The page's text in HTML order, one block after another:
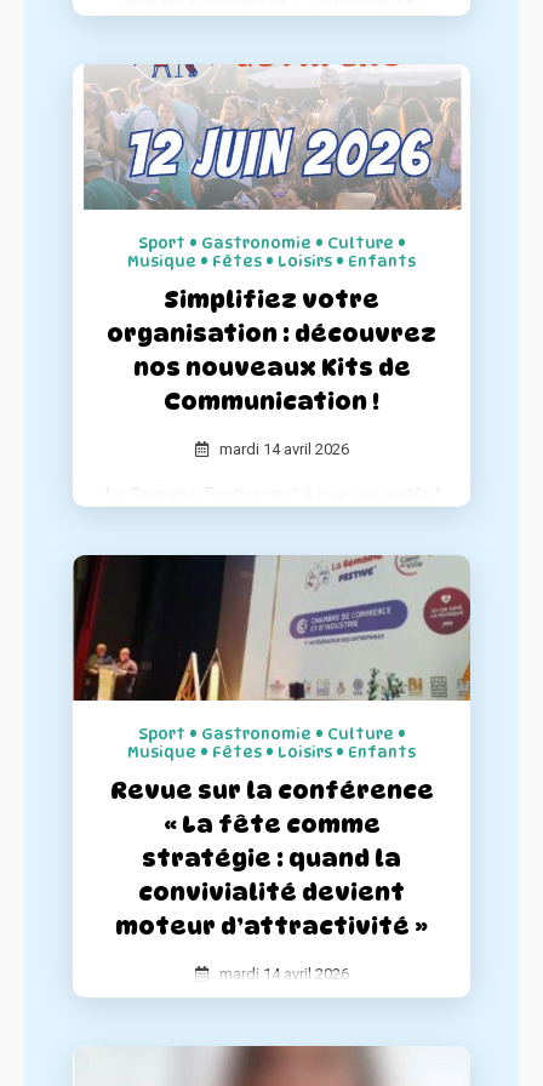
complet de notre concept et de notre
engagement pour le dynamisme des
centres-villes.
Sport • Gastronomie • Culture •
Musique • Fêtes • Loisirs • Enfants
Simplifiez votre
organisation : découvrez
nos nouveaux Kits de
Communication !
mardi 14 avril 2026
La Semaine Festive met à jour ses outils !
garantir le succès de chaque événement,
nous avons entièrement repensé nos kits
de communication pour les rendre plus
complets et simples d'utilisation.
Sport • Gastronomie • Culture •
Musique • Fêtes • Loisirs • Enfants
Revue sur la conférence
« La fête comme
stratégie : quand la
convivialité devient
moteur d’attractivité »
mardi 14 avril 2026
conférence « La fête comme stratégie :